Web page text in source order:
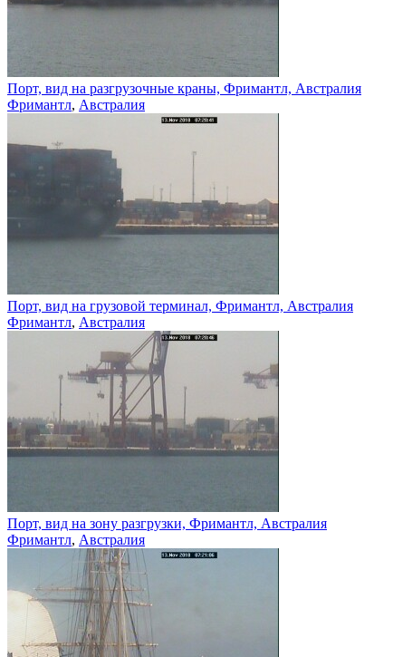
Порт, вид на разгрузочные краны, Фримантл, Австралия
Фримантл, Австралия
Порт, вид на грузовой терминал, Фримантл, Австралия
Фримантл, Австралия
Порт, вид на зону разгрузки, Фримантл, Австралия
Фримантл, Австралия